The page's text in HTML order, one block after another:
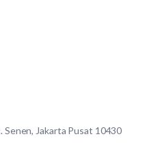
Senen, Jakarta Pusat 10430